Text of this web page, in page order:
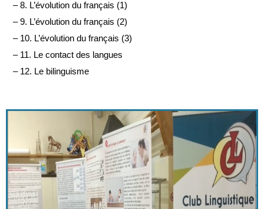
– 8. L’évolution du français (1)
– 9. L’évolution du français (2)
– 10. L’évolution du français (3)
– 11. Le contact des langues
– 12. Le bilinguisme